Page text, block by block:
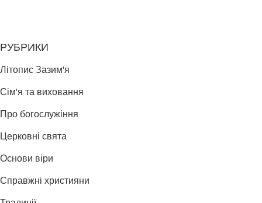
РУБРИКИ
Літопис Зазим'я
Сім'я та виховання
Про богослужіння
Церковні свята
Основи віри
Справжні християни